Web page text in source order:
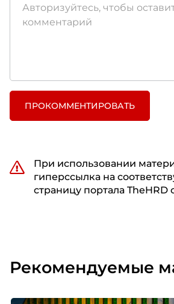
ПРОКОММЕНТИРОВАТЬ
При использовании
гиперссылка на
страницу портала TheHRD
Рекомендуемые